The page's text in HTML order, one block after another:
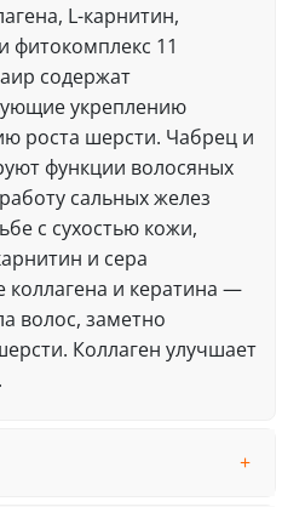
L-карнитин,
фитокомплекс 11
содержат
укреплению
роста шерсти. Чабрец и
функции волосяных
сальных желез
с сухостью кожи,
и сера
коллагена и кератина —
волос, заметно
Коллаген улучшает